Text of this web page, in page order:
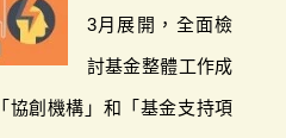
3月展開，全面檢
討基金整體工作成
協創機構」和「基金支持項